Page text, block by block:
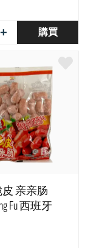
+ 購買
亲亲肠
Fu 西班牙